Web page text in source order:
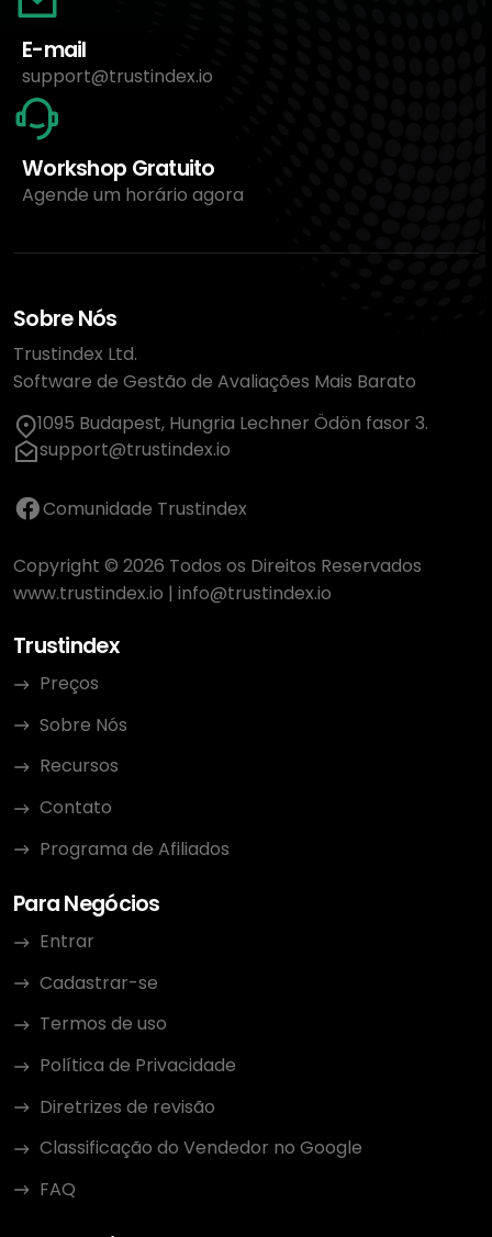
E-mail
support@trustindex.io
Workshop Gratuito
Agende um horário agora
Sobre Nós
Trustindex Ltd.
Software de Gestão de Avaliações Mais Barato
1095 Budapest, Hungria Lechner Ödön fasor 3.
support@trustindex.io
Comunidade Trustindex
Copyright © 2026 Todos os Direitos Reservados
www.trustindex.io | info@trustindex.io
Trustindex
Preços
Sobre Nós
Recursos
Contato
Programa de Afiliados
Para Negócios
Entrar
Cadastrar-se
Termos de uso
Política de Privacidade
Diretrizes de revisão
Classificação do Vendedor no Google
FAQ